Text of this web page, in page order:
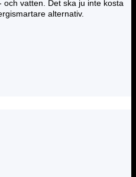
vatten. Det ska ju inte kosta
alternativ.